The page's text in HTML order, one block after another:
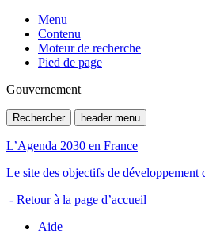
Menu
Contenu
Moteur de recherche
Pied de page
Gouvernement
Rechercher header menu
L’Agenda 2030 en France
Le site des objectifs de
- Retour à la page d’accueil
Aide